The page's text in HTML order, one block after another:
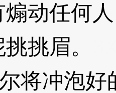
动任何人
挑眉。
冲泡好